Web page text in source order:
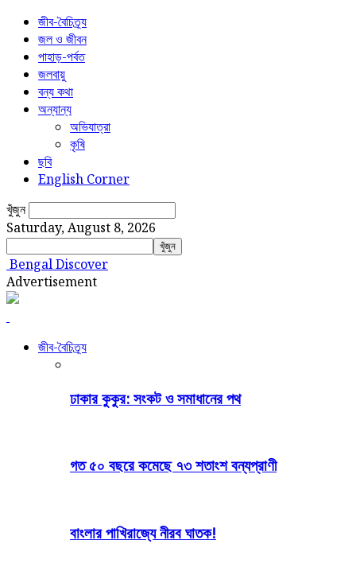
জীব-বৈচিত্র্য
জল ও জীবন
পাহাড়-পর্বত
জলবায়ু
বন্য কথা
অন্যান্য
অভিযাত্রা
কৃষি
ছবি
English Corner
খুঁজুন
Saturday, August 8, 2026
Bengal Discover
Advertisement
জীব-বৈচিত্র্য
ঢাকার কুকুর: সংকট ও সমাধানের পথ
গত ৫০ বছরে কমেছে ৭৩ শতাংশ বন্যপ্রাণী
বাংলার পাখিরাজ্যে নীরব ঘাতক!